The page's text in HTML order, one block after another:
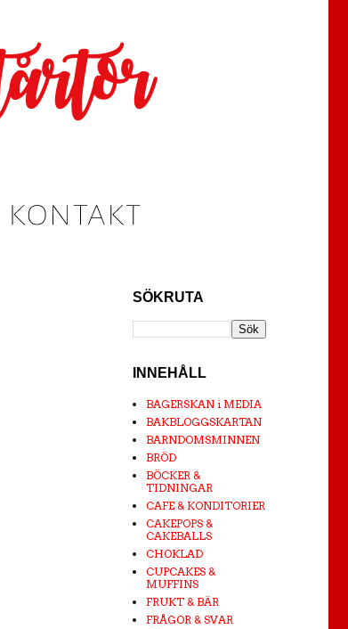
SÖKRUTA
INNEHÅLL
BAGERSKAN i MEDIA
BAKBLOGGSKARTAN
BARNDOMSMINNEN
BRÖD
BÖCKER &
TIDNINGAR
CAFE & KONDITORIER
CAKEPOPS &
CAKEBALLS
CHOKLAD
CUPCAKES &
MUFFINS
FRUKT & BÄR
FRÅGOR & SVAR